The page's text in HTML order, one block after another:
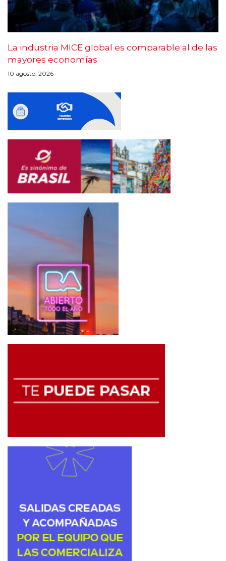
La industria MICE global es comparable al de las
mayores economías
10 agosto, 2026